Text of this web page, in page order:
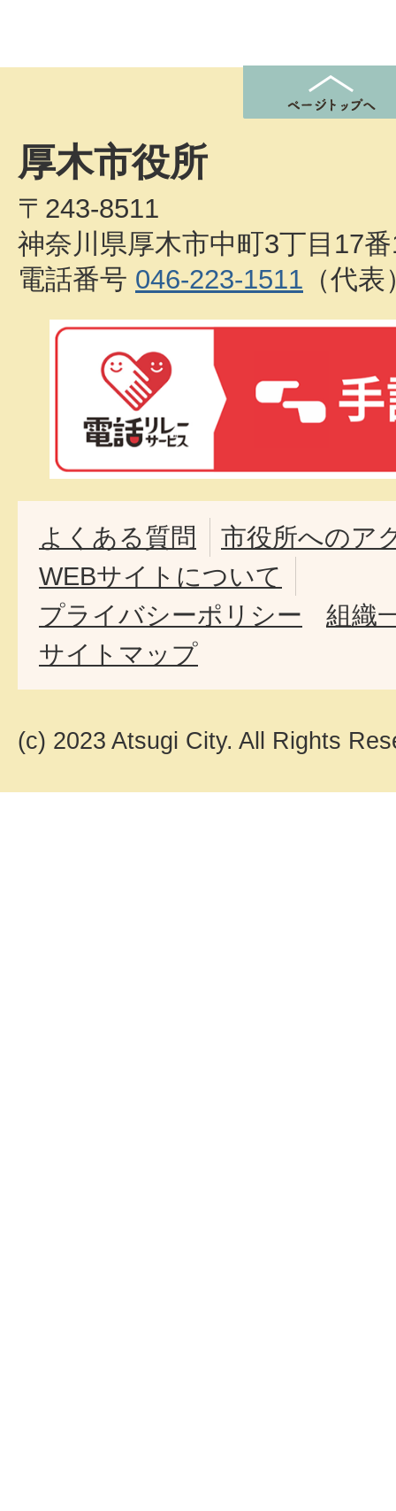
厚木市役所
〒243-8511
神奈川県厚木市中町3丁目17
電話番号 046-223-1511 （代表
よくある質問
市役所へのア
WEBサイトについて
プライバシーポリシー
組織
サイトマップ
(c) 2023 Atsugi City. All Rights